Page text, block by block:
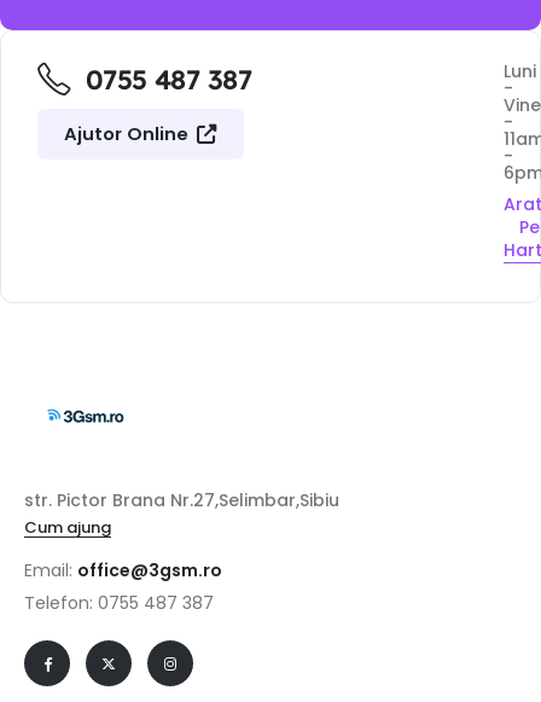
0755 487 387
Ajutor Online
Luni
-
-
-
Pe
str. Pictor Brana Nr.27,Selimbar,Sibiu
Cum ajung
Email: office@3gsm.ro
Telefon: 0755 487 387